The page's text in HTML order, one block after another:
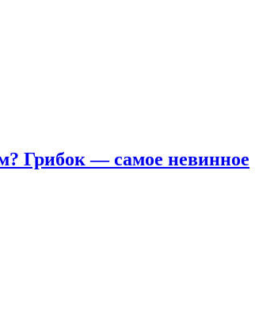
Грибок — самое невинное